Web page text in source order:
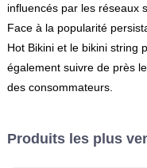
influencés par les réseaux
Face à la popularité
Hot Bikini et le bikini string
également suivre de près
des consommateurs.
Produits les plus